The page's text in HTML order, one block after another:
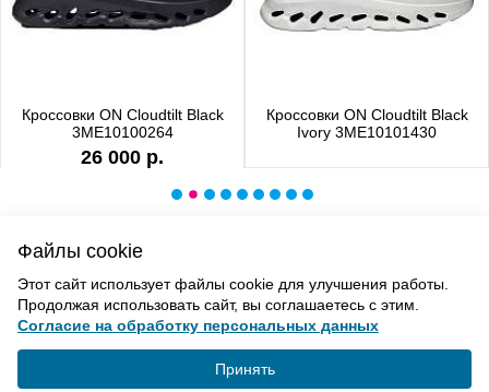
Кроссовки ON Cloudtilt Black
3ME10100264
26 000 р.
Кроссовки ON Cloudtilt Black
Ivory 3ME10101430
ВВЕРХ
Файлы cookie
Этот сайт использует файлы cookie для улучшения работы.
Продолжая использовать сайт, вы соглашаетесь с этим.
Согласие на обработку персональных данных
Принять